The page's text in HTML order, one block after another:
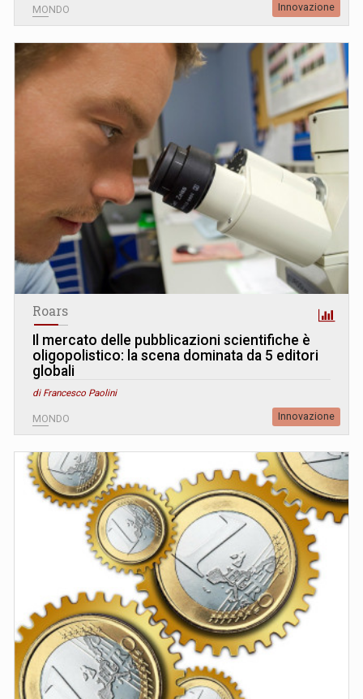
MONDO Innovazione
Roars
Il mercato delle pubblicazioni scientifiche è
oligopolistico: la scena dominata da 5 editori
globali
di Francesco Paolini
MONDO Innovazione